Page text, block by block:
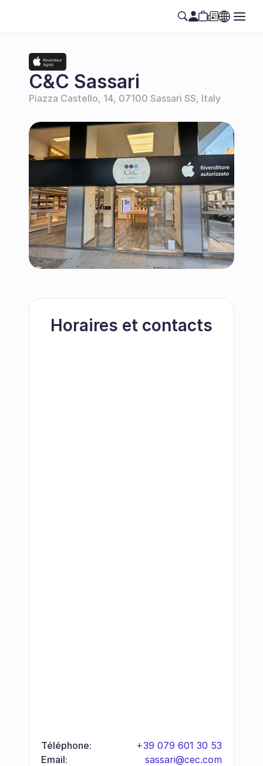
C&C Sassari
Piazza Castello, 14, 07100 Sassari SS, Italy
Horaires et contacts
Téléphone:
+39 079 601 30 53
Email:
sassari@cec.com